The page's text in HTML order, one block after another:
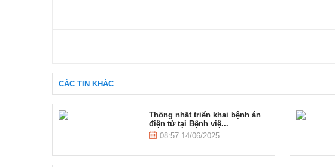
CÁC TIN KHÁC
Thống nhất triển khai bệnh án
điện tử tại Bệnh việ...
08:57 14/06/2025